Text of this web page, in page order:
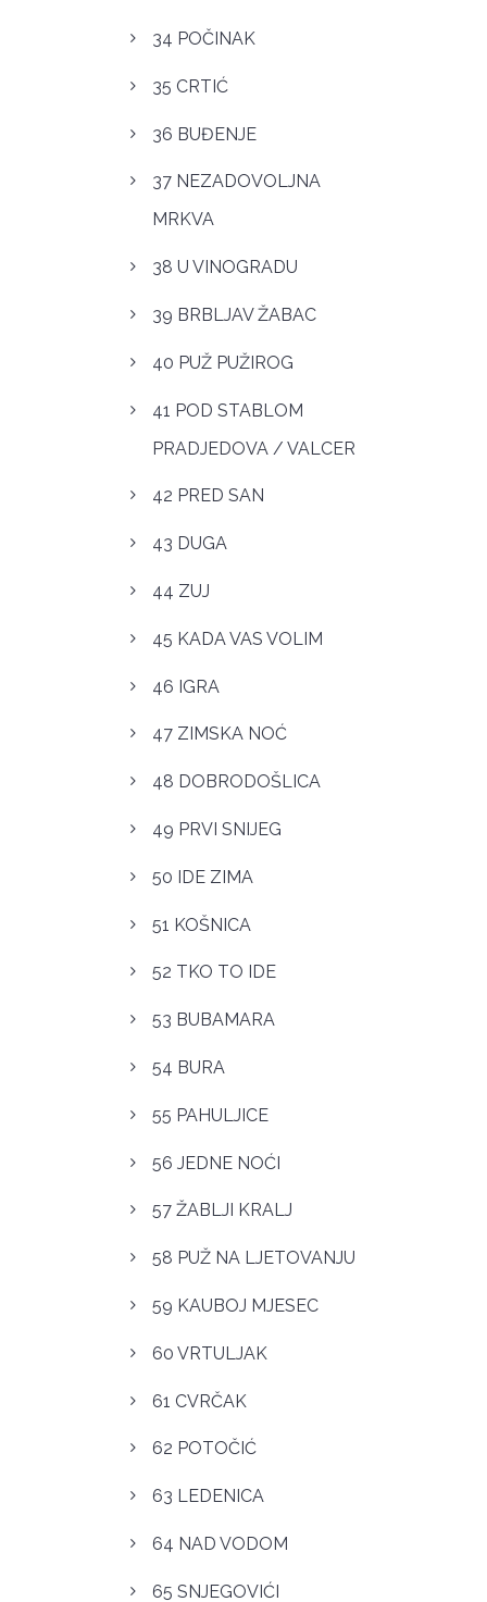
34 POČINAK
35 CRTIĆ
36 BUĐENJE
37 NEZADOVOLJNA
MRKVA
38 U VINOGRADU
39 BRBLJAV ŽABAC
40 PUŽ PUŽIROG
41 POD STABLOM
PRADJEDOVA / VALCER
42 PRED SAN
43 DUGA
44 ZUJ
45 KADA VAS VOLIM
46 IGRA
47 ZIMSKA NOĆ
48 DOBRODOŠLICA
49 PRVI SNIJEG
50 IDE ZIMA
51 KOŠNICA
52 TKO TO IDE
53 BUBAMARA
54 BURA
55 PAHULJICE
56 JEDNE NOĆI
57 ŽABLJI KRALJ
58 PUŽ NA LJETOVANJU
59 KAUBOJ MJESEC
60 VRTULJAK
61 CVRČAK
62 POTOČIĆ
63 LEDENICA
64 NAD VODOM
65 SNJEGOVIĆI